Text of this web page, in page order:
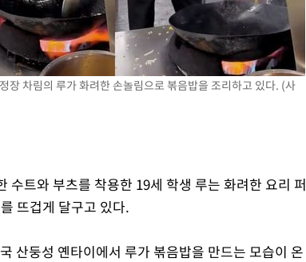
차림의 루가 화려한 손놀림으로 볶음밥을 조리하고 있다. (사
트와 부츠를 착용한 19세 학생 루는 화려한 요리 퍼
뜨겁게 달구고 있다.
산둥성 옌타이에서 루가 볶음밥을 만드는 모습이 온